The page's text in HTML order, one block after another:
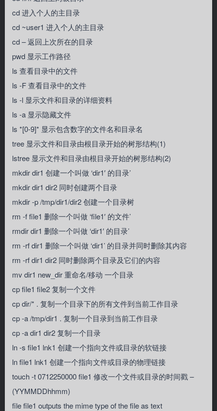
cd 进入个人的主目录
cd ~user1 进入个人的主目录
cd – 返回上次所在的目录
pwd 显示工作路径
ls 查看目录中的文件
ls -F 查看目录中的文件
ls -l 显示文件和目录的详细资料
ls -a 显示隐藏文件
ls *[0-9]* 显示包含数字的文件名和目录名
tree 显示文件和目录由根目录开始的树形结构(1)
lstree 显示文件和目录由根目录开始的树形结构(2)
mkdir dir1 创建一个叫做 ‘dir1′ 的目录’
mkdir dir1 dir2 同时创建两个目录
mkdir -p /tmp/dir1/dir2 创建一个目录树
rm -f file1 删除一个叫做 ‘file1′ 的文件’
rmdir dir1 删除一个叫做 ‘dir1′ 的目录’
rm -rf dir1 删除一个叫做 ‘dir1’ 的目录并同时删除其内容
rm -rf dir1 dir2 同时删除两个目录及它们的内容
mv dir1 new_dir 重命名/移动 一个目录
cp file1 file2 复制一个文件
cp dir/* . 复制一个目录下的所有文件到当前工作目录
cp -a /tmp/dir1 . 复制一个目录到当前工作目录
cp -a dir1 dir2 复制一个目录
ln -s file1 lnk1 创建一个指向文件或目录的软链接
ln file1 lnk1 创建一个指向文件或目录的物理链接
touch -t 0712250000 file1 修改一个文件或目录的时间戳 –
(YYMMDDhhmm)
file file1 outputs the mime type of the file as text